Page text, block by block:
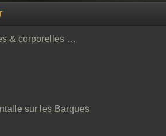
& corporelles …
sur les Barques